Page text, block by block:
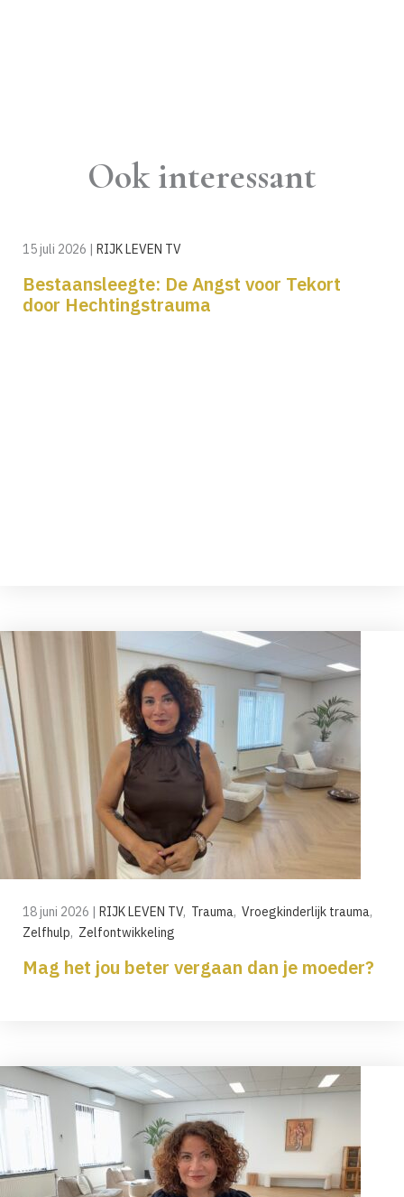
Ook interessant
15 juli 2026 | RIJK LEVEN TV
Bestaansleegte: De Angst voor Tekort
door Hechtingstrauma
18 juni 2026 | RIJK LEVEN TV, Trauma, Vroegkinderlijk trauma,
Zelfhulp, Zelfontwikkeling
Mag het jou beter vergaan dan je moeder?